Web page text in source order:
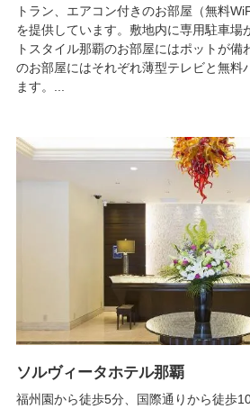
トラン、エアコン付きのお部屋（無料
を提供しています。敷地内に専用駐車場
トスタイル那覇のお部屋にはポットが備
のお部屋にはそれぞれ薄型テレビと無料
ます。...
ソルヴィータホテル那覇
福州園から徒歩5分、国際通りから徒歩